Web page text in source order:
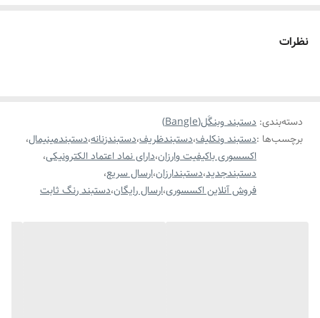
نظرات
دسته‌بندی: دستبند وبنگَل(Bangle)
برچسب‌ها :دستبند ونکلیف،دستبندظریف،دستبندزنانه،دستبندمینیمال،
اکسسوری باکیفیت وارزان،دارای نماد اعتماد الکترونیکی،
دستبندجدید،دستبندارزان،ارسال سریع،
فروش آنلاین اکسسوری،ارسال رایگان،دستبند رنگ ثابت